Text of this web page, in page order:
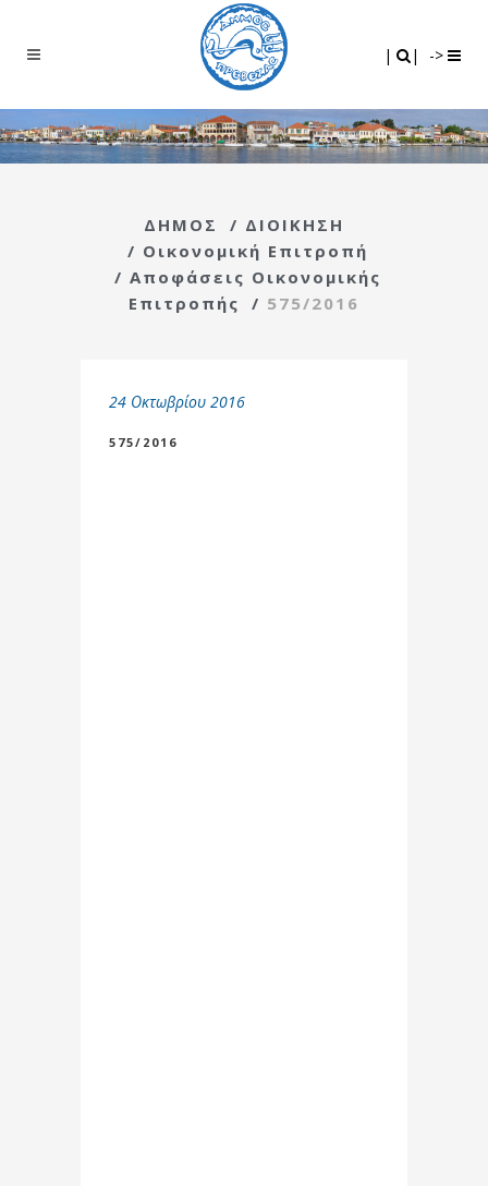
| | ->
ΔΗΜΟΣ / ΔΙΟΙΚΗΣΗ
/ Οικονομική Επιτροπή
/ Αποφάσεις Οικονομικής
Επιτροπής
/ 575/2016
24 Οκτωβρίου 2016
575/2016